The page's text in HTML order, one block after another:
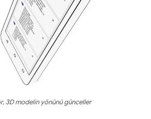
3D modelin yönünü günceller